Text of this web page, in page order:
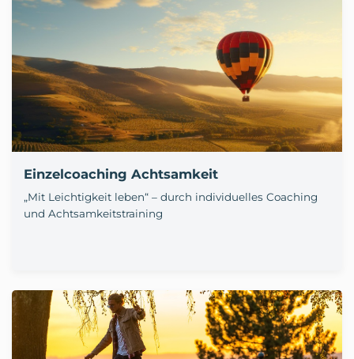
Einzelcoaching Achtsamkeit
„Mit Leichtigkeit leben“ – durch individuelles Coaching
und Achtsamkeitstraining